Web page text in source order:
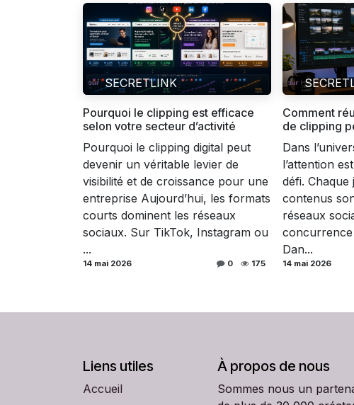
SECRETLINK
Pourquoi le clipping est efficace
selon votre secteur d’activité
Pourquoi le clipping digital peut
devenir un véritable levier de
visibilité et de croissance pour une
entreprise Aujourd’hui, les formats
courts dominent les réseaux
sociaux. Sur TikTok, Instagram ou
...
14 mai 2026 0 175
Comment
de clipping
Dans
l’attention
défi. Chaque
contenus
réseaux
Dan...
14 mai 2026
Liens utiles
Accueil
À propos de nous
Sommes nous un